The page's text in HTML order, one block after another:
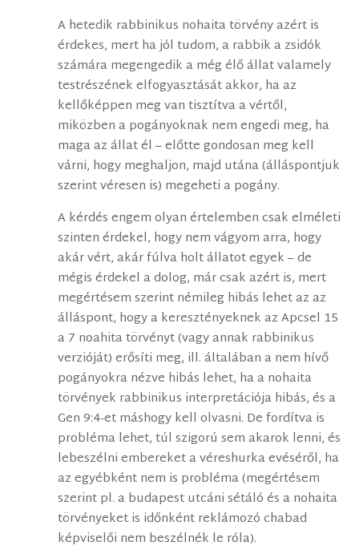
A hetedik rabbinikus nohaita törvény azért is
érdekes, mert ha jól tudom, a rabbik a zsidók
számára megengedik a még élő állat valamely
testrészének elfogyasztását akkor, ha az
kellőképpen meg van tisztítva a vértől,
miközben a pogányoknak nem engedi meg, ha
maga az állat él – előtte gondosan meg kell
várni, hogy meghaljon, majd utána (álláspontjuk
szerint véresen is) megeheti a pogány.
A kérdés engem olyan értelemben csak elméleti
szinten érdekel, hogy nem vágyom arra, hogy
akár vért, akár fúlva holt állatot egyek – de
mégis érdekel a dolog, már csak azért is, mert
megértésem szerint némileg hibás lehet az az
álláspont, hogy a keresztényeknek az Apcsel 15
a 7 noahita törvényt (vagy annak rabbinikus
verzióját) erősíti meg, ill. általában a nem hívő
pogányokra nézve hibás lehet, ha a nohaita
törvények rabbinikus interpretációja hibás, és a
Gen 9:4-et máshogy kell olvasni. De fordítva is
probléma lehet, túl szigorú sem akarok lenni, és
lebeszélni embereket a véreshurka evéséről, ha
az egyébként nem is probléma (megértésem
szerint pl. a budapest utcáni sétáló és a nohaita
törvényeket is időnként reklámozó chabad
képviselői nem beszélnék le róla).